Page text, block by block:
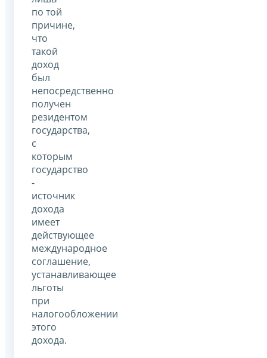
по той
причине,
что
такой
доход
был
непосредственно
получен
резидентом
государства,
с
которым
государство
-
источник
дохода
имеет
действующее
международное
соглашение,
устанавливающее
льготы
при
налогообложении
этого
дохода.